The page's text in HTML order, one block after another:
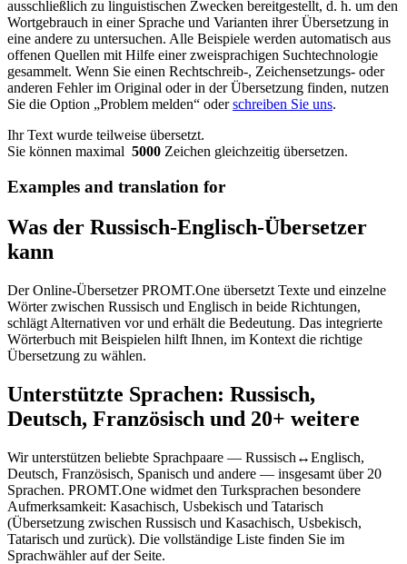
ausschließlich zu linguistischen Zwecken bereitgestellt, d. h. um den
Wortgebrauch in einer Sprache und Varianten ihrer Übersetzung in
eine andere zu untersuchen. Alle Beispiele werden automatisch aus
offenen Quellen mit Hilfe einer zweisprachigen Suchtechnologie
gesammelt. Wenn Sie einen Rechtschreib-, Zeichensetzungs- oder
anderen Fehler im Original oder in der Übersetzung finden, nutzen
Sie die Option „Problem melden“ oderschreiben Sie uns.
Ihr Text wurde teilweise übersetzt.
Sie können maximal 5000 Zeichen gleichzeitig übersetzen.
Examples and translation for
Was der Russisch-Englisch-Übersetzer
kann
Der Online-Übersetzer PROMT.One übersetzt Texte und einzelne
Wörter zwischen Russisch und Englisch in beide Richtungen,
schlägt Alternativen vor und erhält die Bedeutung. Das integrierte
Wörterbuch mit Beispielen hilft Ihnen, im Kontext die richtige
Übersetzung zu wählen.
Unterstützte Sprachen: Russisch,
Deutsch, Französisch und 20+ weitere
Wir unterstützen beliebte Sprachpaare — Russisch↔Englisch,
Deutsch, Französisch, Spanisch und andere — insgesamt über 20
Sprachen. PROMT.One widmet den Turksprachen besondere
Aufmerksamkeit: Kasachisch, Usbekisch und Tatarisch
(Übersetzung zwischen Russisch und Kasachisch, Usbekisch,
Tatarisch und zurück). Die vollständige Liste finden Sie im
Sprachwähler auf der Seite.